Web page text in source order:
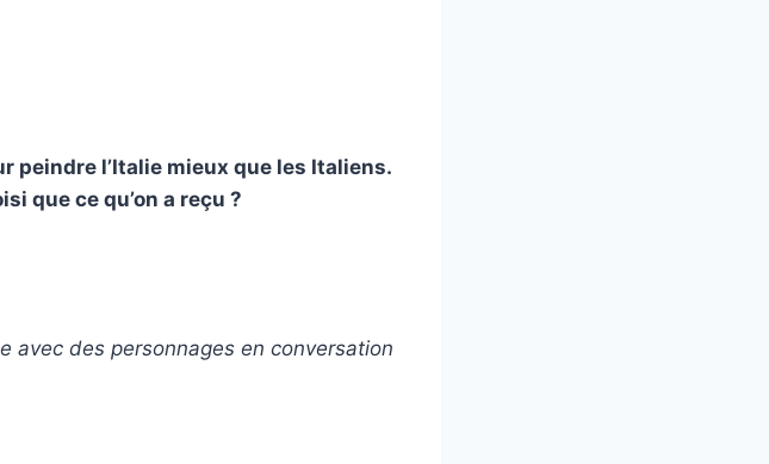
peindre l’Italie mieux que les Italiens.
que ce qu’on a reçu ?
avec des personnages en conversation